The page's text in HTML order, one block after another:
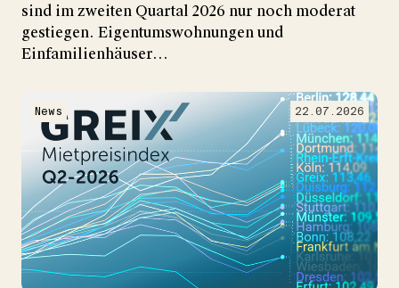
sind im zweiten Quartal 2026 nur noch moderat
gestiegen. Eigentumswohnungen und
Einfamilienhäuser…
News 22.07.2026